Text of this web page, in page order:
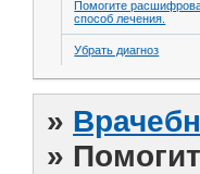
Помогите
способ лечения.
Убрать диагноз
»
»